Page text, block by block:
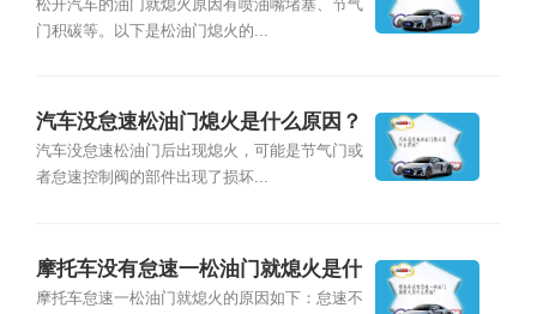
松开汽车的油门就熄火原因有喷油嘴堵塞、节气
门积碳等。以下是松油门熄火的...
汽车没怠速松油门熄火是什么原因？
汽车没怠速松油门后出现熄火，可能是节气门或
者怠速控制阀的部件出现了损坏...
摩托车没有怠速一松油门就熄火是什
么原因？
摩托车怠速一松油门就熄火的原因如下：怠速不